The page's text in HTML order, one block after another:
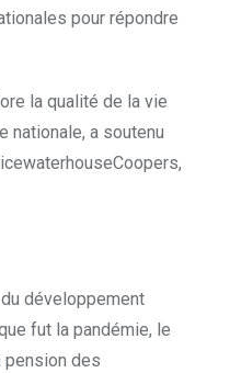
pour répondre
la qualité de la vie
nationale, a soutenu
développement
fut la pandémie, le
pension des